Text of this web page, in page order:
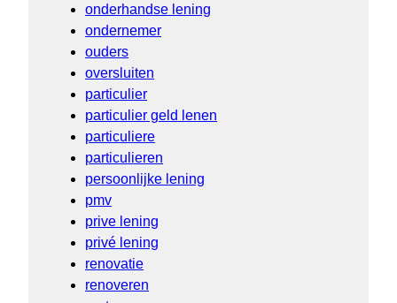
onderhandse lening
ondernemer
ouders
oversluiten
particulier
particulier geld lenen
particuliere
particulieren
persoonlijke lening
pmv
prive lening
privé lening
renovatie
renoveren